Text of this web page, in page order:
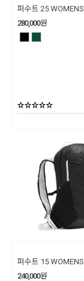
퍼수트 25 WOMENS
280,000원
퍼수트 15 WOMENS
240,000원